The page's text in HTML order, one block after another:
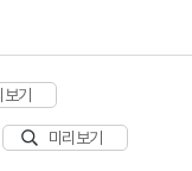
기
미리보기